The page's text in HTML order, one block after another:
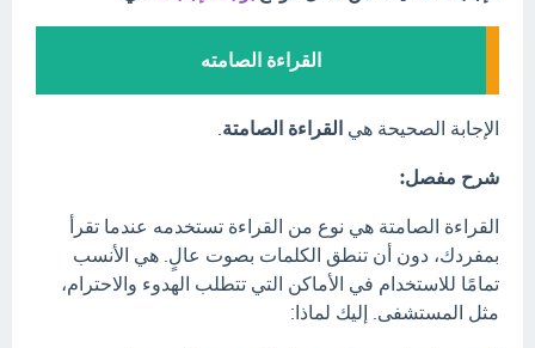
القراءة الصامته
الإجابة الصحيحة هي القراءة الصامتة
شرح مفصل:
القراءة الصامتة هي نوع من القراءة تستخدمه عندما تقرأ
بمفردك، دون أن تنطق الكلمات بصوت عالٍ. هي الأنسب
تمامًا للاستخدام في الأماكن التي تتطلب الهدوء والاحترام،
مثل المستشفى. إليك لماذا: